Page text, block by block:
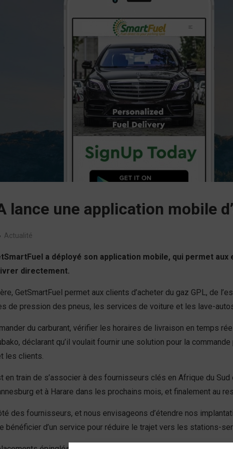
lance une application mobile
Actualité
a déployé son application mobile, qui permet
directement.
GetSmartFuel permet aux clients d’acheter du gaz GPL, de
de pression des pneus, les services de voiture et les lave-
du carburant, vérifier les horaires de livraison en temps
déclarant qu’il voulait fournir une solution pour la
les clients.
en train de s’associer à des fournisseurs clés en Afrique du
et à Harare dans les prochains mois, et finalement au
des fournisseurs, et nous envisageons d’étendre nos
bénéficier d’un service pour réduire le trajet vers les stations-